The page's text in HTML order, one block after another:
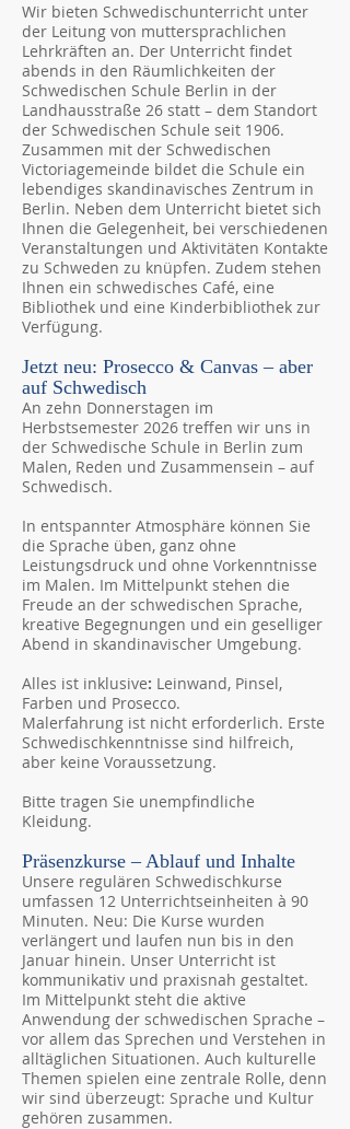
Wir bieten Schwedischunterricht unter
der Leitung von muttersprachlichen
Lehrkräften an. Der Unterricht findet
abends in den Räumlichkeiten der
Schwedischen Schule Berlin in der
Landhausstraße 26 statt – dem Standort
der Schwedischen Schule seit 1906.
Zusammen mit der Schwedischen
Victoriagemeinde bildet die Schule ein
lebendiges skandinavisches Zentrum in
Berlin. Neben dem Unterricht bietet sich
Ihnen die Gelegenheit, bei verschiedenen
Veranstaltungen und Aktivitäten Kontakte
zu Schweden zu knüpfen. Zudem stehen
Ihnen ein schwedisches Café, eine
Bibliothek und eine Kinderbibliothek zur
Verfügung.
Jetzt neu: Prosecco & Canvas – aber
auf Schwedisch
An zehn Donnerstagen im
Herbstsemester 2026 treffen wir uns in
der Schwedische Schule in Berlin zum
Malen, Reden und Zusammensein – auf
Schwedisch.
In entspannter Atmosphäre können Sie
die Sprache üben, ganz ohne
Leistungsdruck und ohne Vorkenntnisse
im Malen. Im Mittelpunkt stehen die
Freude an der schwedischen Sprache,
kreative Begegnungen und ein geselliger
Abend in skandinavischer Umgebung.
Alles ist inklusive: Leinwand, Pinsel,
Farben und Prosecco.
Malerfahrung ist nicht erforderlich. Erste
Schwedischkenntnisse sind hilfreich,
aber keine Voraussetzung.
Bitte tragen Sie unempfindliche
Kleidung.
Präsenzkurse – Ablauf und Inhalte
Unsere regulären Schwedischkurse
umfassen 12 Unterrichtseinheiten à 90
Minuten. Neu: Die Kurse wurden
verlängert und laufen nun bis in den
Januar hinein. Unser Unterricht ist
kommunikativ und praxisnah gestaltet.
Im Mittelpunkt steht die aktive
Anwendung der schwedischen Sprache –
vor allem das Sprechen und Verstehen in
alltäglichen Situationen. Auch kulturelle
Themen spielen eine zentrale Rolle, denn
wir sind überzeugt: Sprache und Kultur
gehören zusammen.